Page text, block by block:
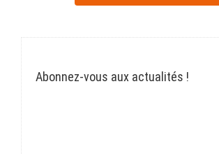
Abonnez-vous aux actualités !